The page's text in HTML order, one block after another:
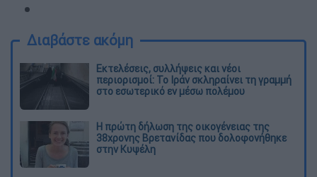
Διαβάστε ακόμη
Εκτελέσεις, συλλήψεις και νέοι
περιορισμοί: Το Ιράν σκληραίνει τη γραμμή
στο εσωτερικό εν μέσω πολέμου
Η πρώτη δήλωση της οικογένειας της
38χρονης Βρετανίδας που δολοφονήθηκε
στην Κυψέλη